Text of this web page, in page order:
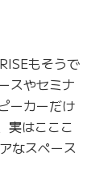
もそうで
スやセミナ
ーカーだけ
実はこここ
なスペース